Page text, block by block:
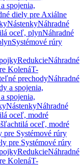
spojenia,
diely pre Axiálne
NástenkyNáhradné
oceľ, plynNáhradné
Systémové rúry
RedukcieNáhradné
KolenáT-
prechodyNáhradné
a spojenia,
spojenia,
NástenkyNáhradné
oceľ, modré
oceľ, modré
pre Systémové rúry
pre Systémové rúry
RedukcieNáhradné
KolenáT-